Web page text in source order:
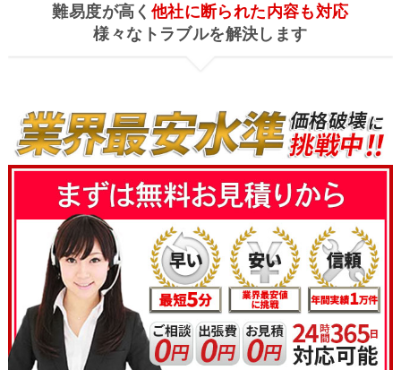
難易度が高く 他社に断られた内容も対応
様々なトラブルを解決します